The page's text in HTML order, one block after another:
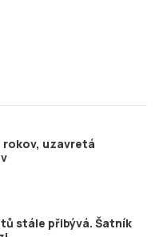
rokov, uzavretá
stále přibývá. Šatník